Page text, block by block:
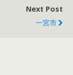
Next Post
一宮市